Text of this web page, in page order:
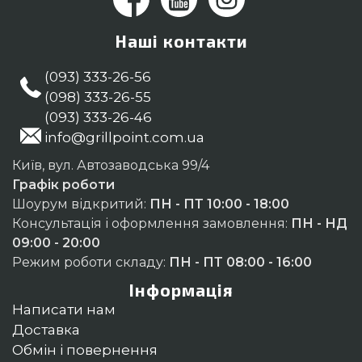
Наші контакти
(093) 333-26-56
(098) 333-26-55
(093) 333-26-46
info@grillpoint.com.ua
Київ, вул. Автозаводська 99/4
Графік роботи
Шоурум відкритий: ПН - ПТ 10:00 - 18:00
Консультація і оформлення замовлення: ПН - НД
09:00 - 20:00
Режим роботи складу: ПН - ПТ 08:00 - 16:00
Інформація
Написати нам
Доставка
Обмін і повернення